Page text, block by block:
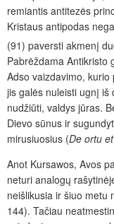
remiantis antitezės
Kristaus antipodas
(91) paversti akmenį
Pabrėždama Antikristo
Adso vaizdavimo,
jis galės nuleisti ugnį iš
nudžiūti, valdys jūras.
Dievo sūnus ir
mirusiuosius (De ortu
Anot Kursawos, Avos
neturi analogų
neišlikusia ir šiuo metu
144). Tačiau